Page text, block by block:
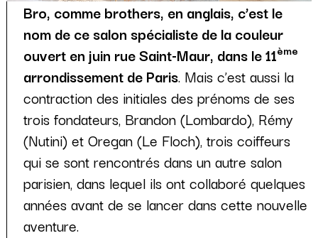
Bro, comme brothers, en anglais, c’est le
nom de ce salon spécialiste de la couleur
ouvert en juin rue Saint-Maur, dans le 11ème
arrondissement de Paris. Mais c’est aussi la
contraction des initiales des prénoms de ses
trois fondateurs, Brandon (Lombardo), Rémy
(Nutini) et Oregan (Le Floch), trois coiffeurs
qui se sont rencontrés dans un autre salon
parisien, dans lequel ils ont collaboré quelques
années avant de se lancer dans cette nouvelle
aventure.